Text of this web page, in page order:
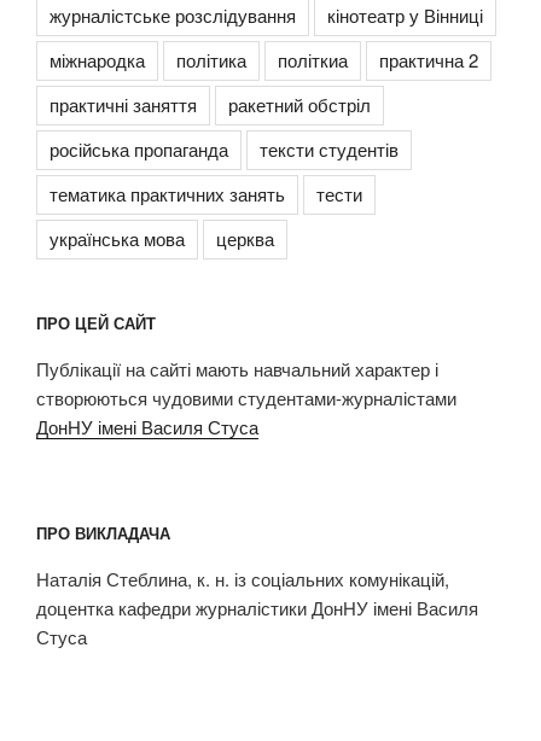
журналістське розслідування
кінотеатр у Вінниці
міжнародка
політика політкиа
практична 2
практичні заняття
ракетний обстріл
російська пропаганда
тексти студентів
тематика практичних занять
тести
українська мова
церква
ПРО ЦЕЙ САЙТ
Публікації на сайті мають навчальний характер і
створюються чудовими студентами-журналістами
ДонНУ імені Василя Стуса
ПРО ВИКЛАДАЧА
Наталія Стеблина, к. н. із соціальних комунікацій,
доцентка кафедри журналістики ДонНУ імені Василя
Стуса